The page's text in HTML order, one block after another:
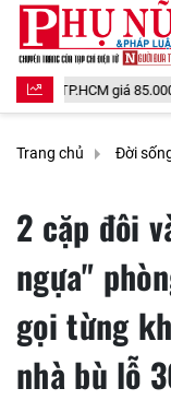
đồng/kg, trồng một
Trang chủ Đời
2 cặp đôi
ngựa"
gọi từng
nhà bù lỗ